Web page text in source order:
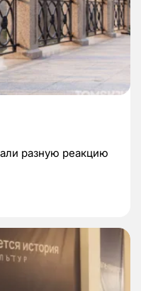
разную реакцию